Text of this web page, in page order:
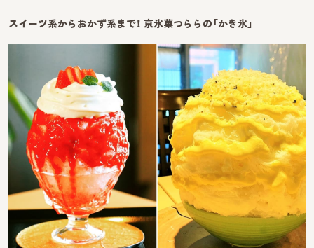
スイーツ系からおかず系まで！ 京氷菓つららの「かき氷」